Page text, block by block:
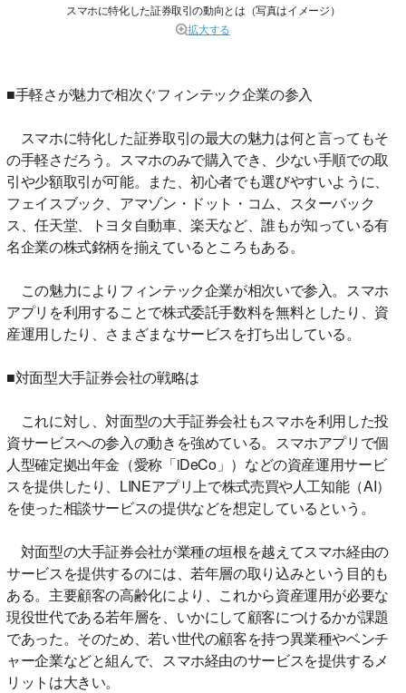
スマホに特化した証券取引の動向とは（写真はイメージ）
拡大する
■手軽さが魅力で相次ぐフィンテック企業の参入
スマホに特化した証券取引の最大の魅力は何と言ってもそ
の手軽さだろう。スマホのみで購入でき、少ない手順での取
引や少額取引が可能。また、初心者でも選びやすいように、
フェイスブック、アマゾン・ドット・コム、スターバック
ス、任天堂、トヨタ自動車、楽天など、誰もが知っている有
名企業の株式銘柄を揃えているところもある。
この魅力によりフィンテック企業が相次いで参入。スマホ
アプリを利用することで株式委託手数料を無料としたり、資
産運用したり、さまざまなサービスを打ち出している。
■対面型大手証券会社の戦略は
これに対し、対面型の大手証券会社もスマホを利用した投
資サービスへの参入の動きを強めている。スマホアプリで個
人型確定拠出年金（愛称「iDeCo」）などの資産運用サービ
スを提供したり、LINEアプリ上で株式売買や人工知能（AI）
を使った相談サービスの提供などを想定しているという。
対面型の大手証券会社が業種の垣根を越えてスマホ経由の
サービスを提供するのには、若年層の取り込みという目的も
ある。主要顧客の高齢化により、これから資産運用が必要な
現役世代である若年層を、いかにして顧客につけるかが課題
であった。そのため、若い世代の顧客を持つ異業種やベンチ
ャー企業などと組んで、スマホ経由のサービスを提供するメ
リットは大きい。